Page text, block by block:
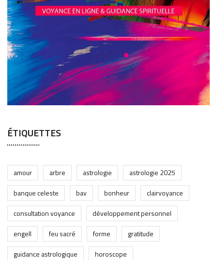
ÉTIQUETTES
amour arbre astrologie
astrologie 2025
banque celeste
bav bonheur
clairvoyance
consultation voyance
développement personnel
engell
feu sacré forme
gratitude
guidance astrologique
horoscope